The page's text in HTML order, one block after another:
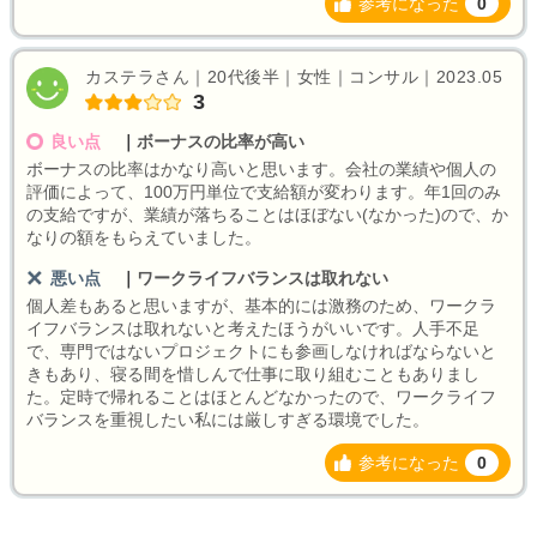
カステラさん｜20代後半｜女性｜コンサル｜2023.05
3
良い点
ボーナスの比率が高い
ボーナスの比率はかなり高いと思います。会社の業績や個人の
評価によって、100万円単位で支給額が変わります。年1回のみ
の支給ですが、業績が落ちることはほぼない(なかった)ので、か
なりの額をもらえていました。
悪い点
ワークライフバランスは取れない
個人差もあると思いますが、基本的には激務のため、ワークラ
イフバランスは取れないと考えたほうがいいです。人手不足
で、専門ではないプロジェクトにも参画しなければならないと
きもあり、寝る間を惜しんで仕事に取り組むこともありまし
た。定時で帰れることはほとんどなかったので、ワークライフ
バランスを重視したい私には厳しすぎる環境でした。
参考になった 0